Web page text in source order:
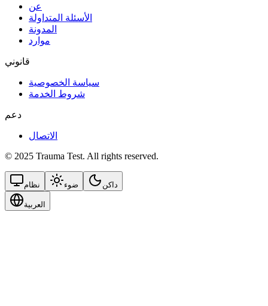
عن
الأسئلة المتداولة
المدونة
موارد
قانوني
سياسة الخصوصية
شروط الخدمة
دعم
الاتصال
© 2025 Trauma Test. All rights reserved.
نظام ضوء داكن
العربية